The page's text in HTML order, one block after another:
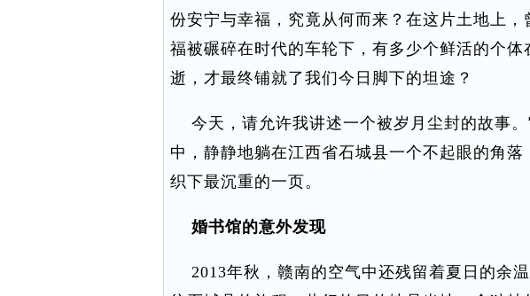
份安宁与幸福，究竟从何而来？在这片土地上
福被碾碎在时代的车轮下，有多少个鲜活的个体
逝，才最终铺就了我们今日脚下的坦途？
今天，请允许我讲述一个被岁月尘封的故事。
中，静静地躺在江西省石城县一个不起眼的角落
织下最沉重的一页。
婚书馆的意外发现
2013年秋，赣南的空气中还残留着夏日的余